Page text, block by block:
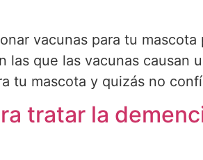
vacunas para tu
las que las vacunas causan
tu mascota y quizás no
tratar la